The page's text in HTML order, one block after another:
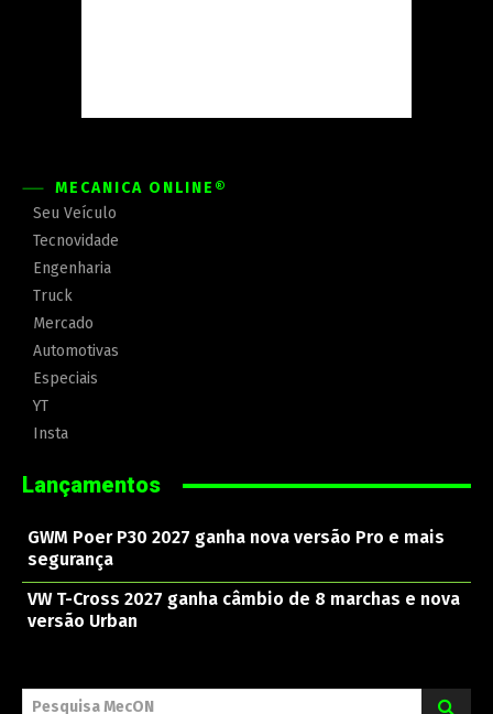
MECÂNICA ONLINE®
Seu Veículo
Tecnovidade
Engenharia
Truck
Mercado
Automotivas
Especiais
YT
Insta
Lançamentos
GWM Poer P30 2027 ganha nova versão Pro e mais
segurança
VW T-Cross 2027 ganha câmbio de 8 marchas e nova
versão Urban
Pesquisa MecON